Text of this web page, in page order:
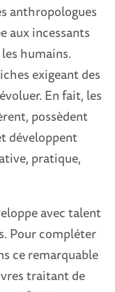
anthropologues
aux incessants
humains.
exigeant des
En fait, les
possèdent
développent
pratique,
avec talent
Pour compléter
ce remarquable
traitant de